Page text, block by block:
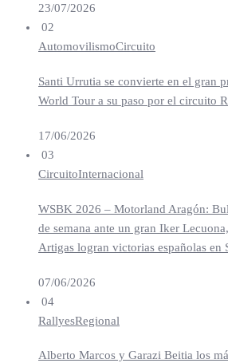
23/07/2026
02
AutomovilismoCircuito
Santi Urrutia se convierte en el gran
World Tour a su paso por el circuito
17/06/2026
03
CircuitoInternacional
WSBK 2026 – Motorland Aragón:
de semana ante un gran Iker
Artigas logran victorias españolas en
07/06/2026
04
RallyesRegional
Alberto Marcos y Garazi Beitia los